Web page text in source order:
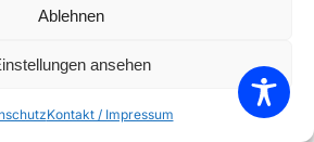
Ablehnen
ansehen
Kontakt / Impressum